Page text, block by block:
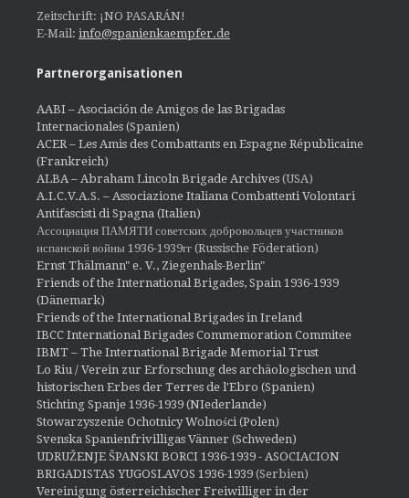
Zeitschrift: ¡NO PASARÁN!
E-Mail: info@spanienkaempfer.de
Partnerorganisationen
AABI – Asociación de Amigos de las Brigadas
Internacionales (Spanien)
ACER – Les Amis des Combattants en Espagne Républicaine
(Frankreich)
ALBA – Abraham Lincoln Brigade Archives (USA)
A.I.C.V.A.S. – Associazione Italiana Combattenti Volontari
Antifascisti di Spagna (Italien)
Ассоциация ПАМЯТИ советских добровольцев участников
испанской войны 1936-1939гг (Russische Föderation)
Ernst Thälmann" e. V., Ziegenhals-Berlin"
Friends of the International Brigades, Spain 1936-1939
(Dänemark)
Friends of the International Brigades in Ireland
IBCC International Brigades Commemoration Commitee
IBMT – The International Brigade Memorial Trust
Lo Riu / Verein zur Erforschung des archäologischen und
historischen Erbes der Terres de l'Ebro (Spanien)
Stichting Spanje 1936-1939 (NIederlande)
Stowarzyszenie Ochotnicy Wolności (Polen)
Svenska Spanienfrivilligas Vänner (Schweden)
UDRUŽENJE ŠPANSKI BORCI 1936-1939 - ASOCIACION
BRIGADISTAS YUGOSLAVOS 1936-1939 (Serbien)
Vereinigung österreichischer Freiwilliger in der